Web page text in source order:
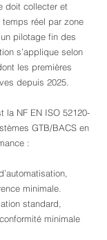
doit collecter et
réel par zone
pilotage fin des
s’applique selon
les premières
depuis 2025.
la NF EN ISO 52120-
GTB/BACS en
:
minimale.
standard,
minimale